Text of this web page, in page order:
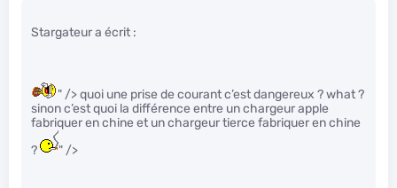
Stargateur a écrit :
" /> quoi une prise de courant c’est dangereux ? what ?
sinon c’est quoi la différence entre un chargeur apple
fabriquer en chine et un chargeur tierce fabriquer en chine
?
" />